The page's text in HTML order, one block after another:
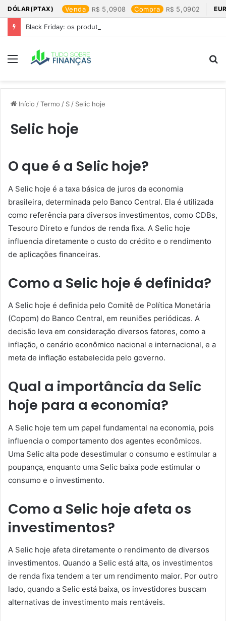
DÓLAR(PTAX) Venda 5,0908 Compra 5,0902
Black Friday: os produtos que mais valem a pena
Menu
Início /Termo / S / Selic hoje
Selic hoje
O que é a Selic hoje?
A Selic hoje é a taxa básica de juros da economia
brasileira, determinada pelo Banco Central. Ela é utilizada
como referência para diversos investimentos, como CDBs,
Tesouro Direto e fundos de renda fixa. A Selic hoje
influencia diretamente o custo do crédito e o rendimento
de aplicações financeiras.
Como a Selic hoje é definida?
A Selic hoje é definida pelo Comitê de Política Monetária
(Copom) do Banco Central, em reuniões periódicas. A
decisão leva em consideração diversos fatores, como a
inflação, o cenário econômico nacional e internacional, e a
meta de inflação estabelecida pelo governo.
Qual a importância da Selic
hoje para a economia?
A Selic hoje tem um papel fundamental na economia, pois
influencia o comportamento dos agentes econômicos.
Uma Selic alta pode desestimular o consumo e estimular a
poupança, enquanto uma Selic baixa pode estimular o
consumo e o investimento.
Como a Selic hoje afeta os
investimentos?
A Selic hoje afeta diretamente o rendimento de diversos
investimentos. Quando a Selic está alta, os investimentos
de renda fixa tendem a ter um rendimento maior. Por outro
lado, quando a Selic está baixa, os investidores buscam
alternativas de investimento mais rentáveis.